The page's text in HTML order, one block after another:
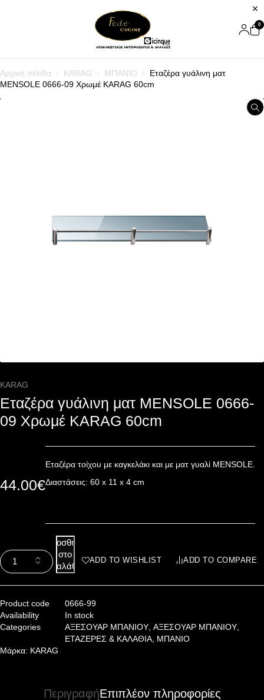
0
Αρχική σελίδα KARAG ΜΠΑΝΙΟ
Εταζέρα γυάλινη ματ
MENSOLE 0666-09 Χρωμέ KARAG 60cm
KARAG
Εταζέρα γυάλινη ματ MENSOLE 0666-
09 Χρωμέ KARAG 60cm
44.00€
Εταζέρα τοίχου με καγκελάκι και με ματ γυαλί MENSOLE.
Διαστάσεις: 60 x 11 x 4 cm
Προσθήκη
στο
καλάθι
ADD TO WISHLIST ADD TO COMPARE
Product code
0666-99
Availability
In stock
Categories
ΑΞΕΣΟΥΑΡ ΜΠΑΝΙΟΥ, ΑΞΕΣΟΥΑΡ ΜΠΑΝΙΟΥ,
ΕΤΑΖΕΡΕΣ & ΚΑΛΑΘΙΑ, ΜΠΑΝΙΟ
Μάρκα: KARAG
ΠεριγραφήΕπιπλέον πληροφορίες